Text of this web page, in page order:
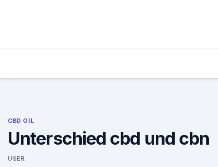
CBD OIL
Unterschied cbd und cbn
USER